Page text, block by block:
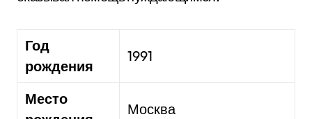
Год
рождения
1991
Место
Москва